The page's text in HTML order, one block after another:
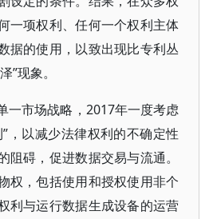
一项权利、任何一个权利主体
据的使用，以致出现比专利丛
”现象。
一市场战略，2017年一度考虑
，以减少法律权利的不确定性
阻碍，促进数据交易与流通。
权，包括使用和授权使用非个
利与运行数据生成设备的运营